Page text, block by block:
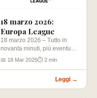
18 marzo 2026:
Europa League
18 marzo 2026 – Tutto in
novanta minuti, più eventuali
tempi supplementari e rigori:
📅 18 Mar 2026⏱ 2 min
Leggi →